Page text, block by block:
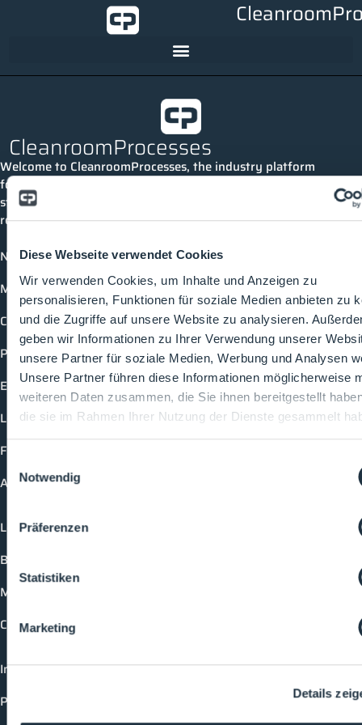
Diese Webseite verwendet Cookies
Wir verwenden Cookies, um Inhalte und Anzeigen zu
personalisieren, Funktionen für soziale Medien anbieten zu
und die Zugriffe auf unsere Website zu analysieren.
geben wir Informationen zu Ihrer Verwendung unserer
unsere Partner für soziale Medien, Werbung und Analysen
Unsere Partner führen diese Informationen möglicherweise
weiteren Daten zusammen, die Sie ihnen bereitgestellt
die sie im Rahmen Ihrer Nutzung der Dienste gesammelt
Notwendig
Präferenzen
Statistiken
Marketing
Details
CleanroomProcesses
Welcome to CleanroomProcesses, the industry platform
for cleanrooms and process technology. Here you can
stay up to date, connect with others and discover all
relevant topics and events in the industry.
News
Media library
Companies
Products
Events
Lectures
Future-Faces
Academy
Login
Booking options
Media formats
Contact
Imprint
Privacy policy